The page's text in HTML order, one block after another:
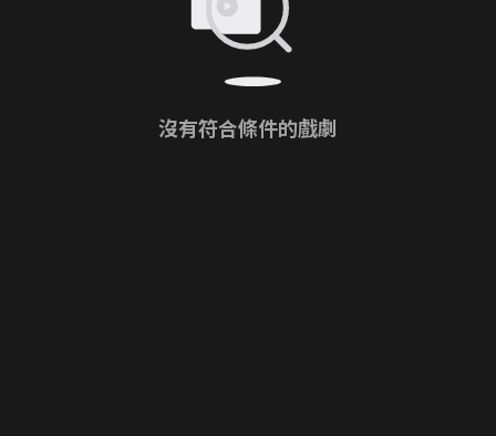
沒有符合條件的戲劇